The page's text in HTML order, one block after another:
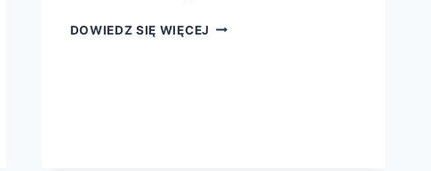
DOWIEDZ SIĘ WIĘCEJ PERSKI